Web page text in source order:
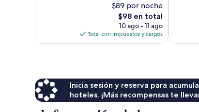
$89 por noche
El
precio
actual
es
$98 en total
10 ago - 11 ago
Total con impuestos y cargos
Inicia sesión y reserva para
hoteles. ¡Más recompensas te